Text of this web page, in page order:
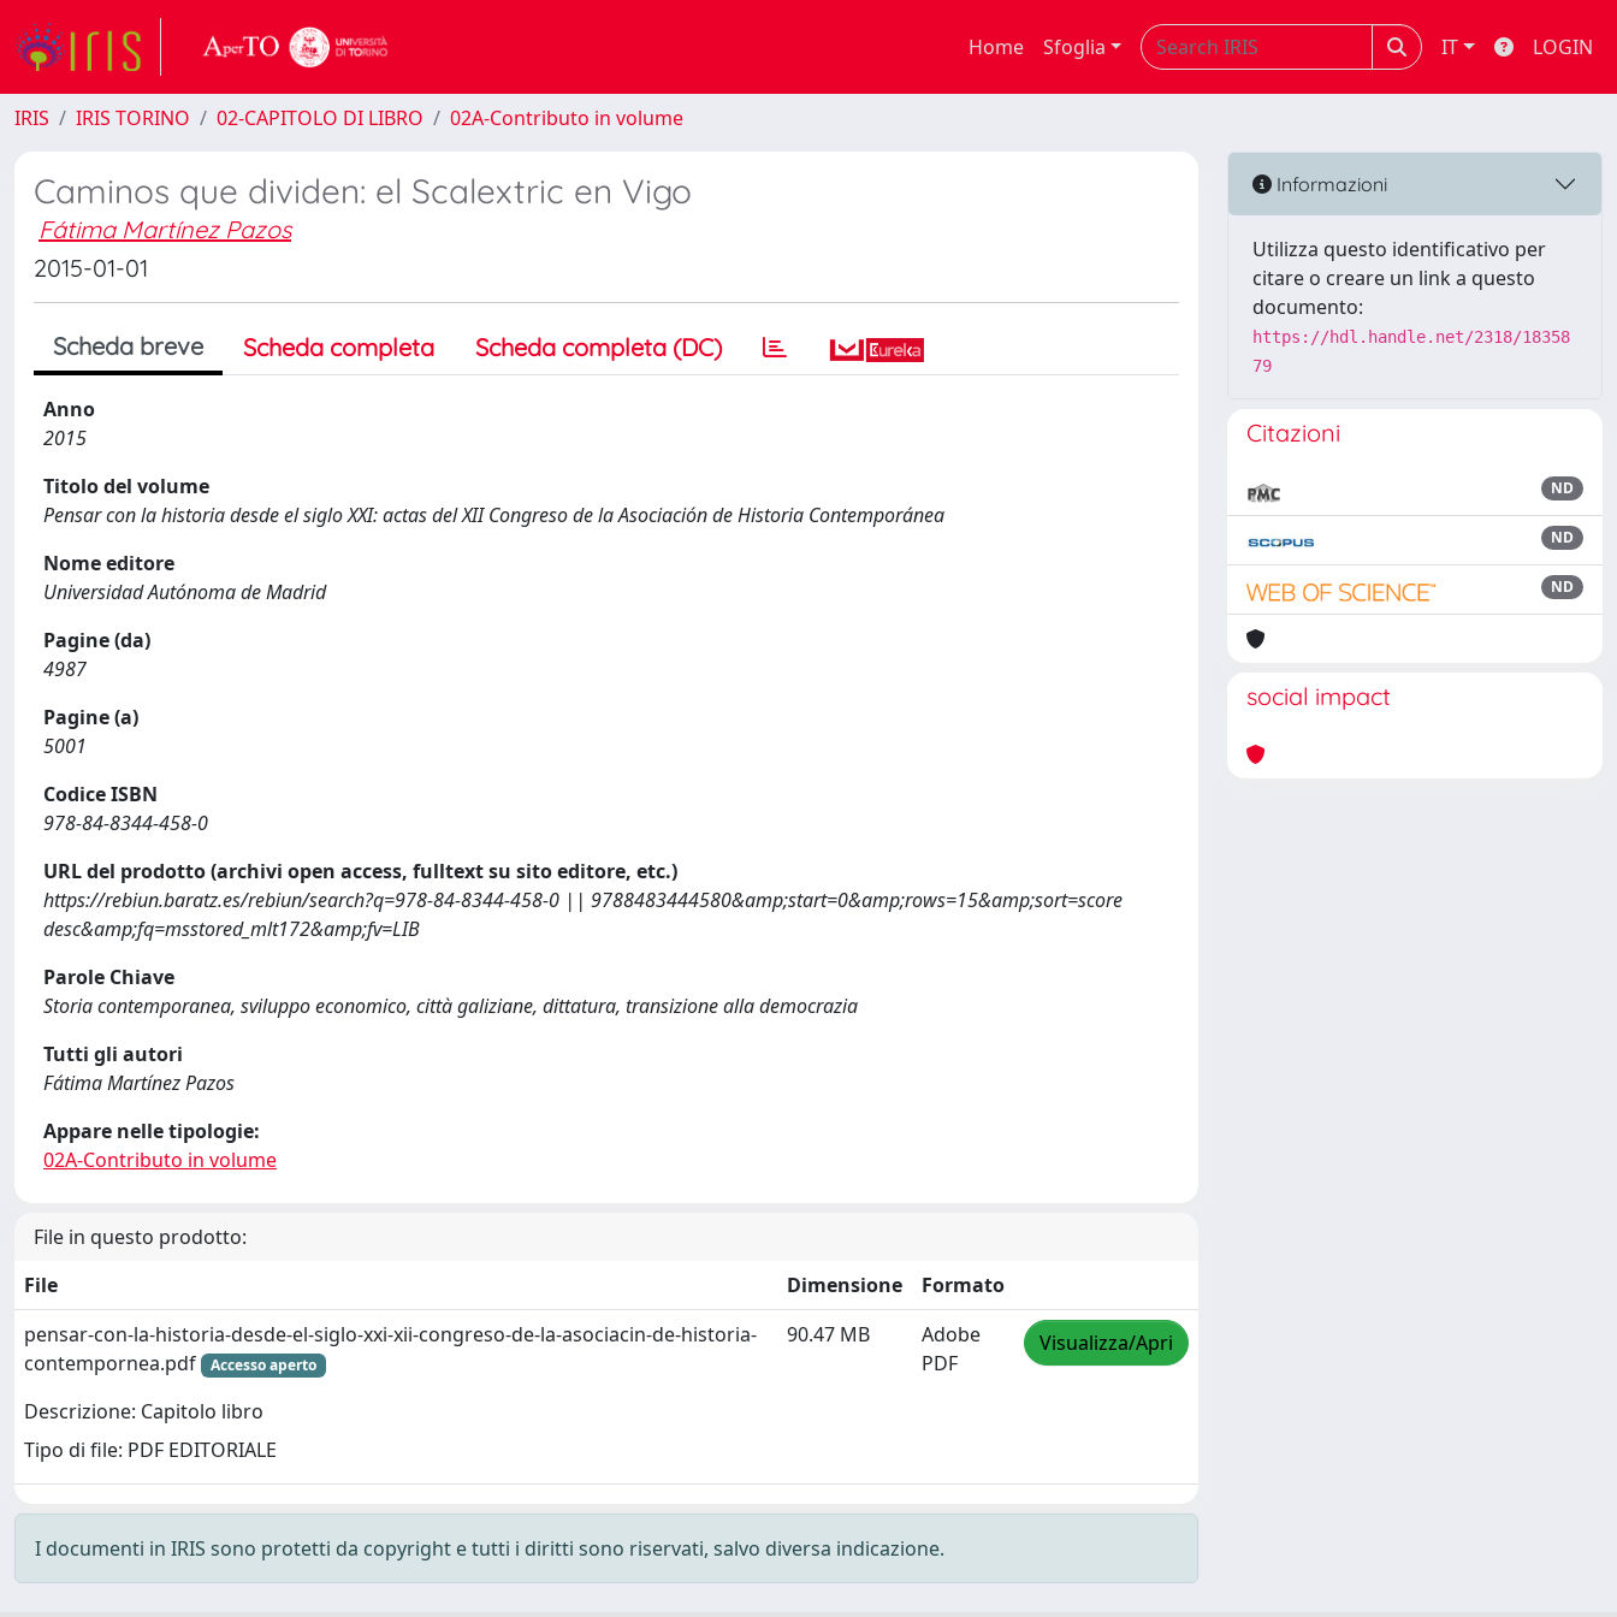
Home Sfoglia IT LOGIN
IRIS IRIS TORINO 02-CAPITOLO DI LIBRO 02A-Contributo in volume
Caminos que dividen: el Scalextric en Vigo
Fátima Martínez Pazos
2015-01-01
Scheda breve Scheda completa Scheda completa (DC)
Anno
2015
Titolo del volume
Pensar con la historia desde el siglo XXI: actas del XII Congreso de la Asociación de Historia Contemporánea
Nome editore
Universidad Autónoma de Madrid
Pagine (da)
4987
Pagine (a)
5001
Codice ISBN
978-84-8344-458-0
URL del prodotto (archivi open access, fulltext su sito editore, etc.)
https://rebiun.baratz.es/rebiun/search?q=978-84-8344-458-0 || 9788483444580&amp;start=0&amp;rows=15&amp;sort=score
desc&amp;fq=msstored_mlt172&amp;fv=LIB
Parole Chiave
Storia contemporanea, sviluppo economico, città galiziane, dittatura, transizione alla democrazia
Tutti gli autori
Fátima Martínez Pazos
Appare nelle tipologie:
02A-Contributo in volume
File in questo prodotto:
File
Dimensione
Formato
pensar-con-la-historia-desde-el-siglo-xxi-xii-congreso-de-la-asociacin-de-historia-
contempornea.pdf
Accesso aperto
Descrizione: Capitolo libro
Tipo di file: PDF EDITORIALE
90.47 MB
Adobe
PDF
Visualizza/Apri
I documenti in IRIS sono protetti da copyright e tutti i diritti sono riservati, salvo diversa indicazione.
Informazioni
Utilizza questo identificativo per
citare o creare un link a questo
documento:
https://hdl.handle.net/2318/18358
79
Citazioni
ND
ND
ND
social impact